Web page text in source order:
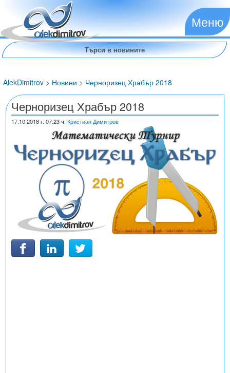
Меню
AlekDimitrov > Новини > Черноризец Храбър 2018
Черноризец Храбър 2018
17.10.2018г. 07:23 ч. Кристиан Димитров